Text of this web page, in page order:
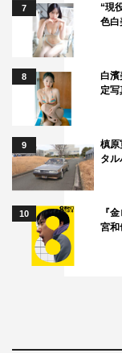
神木隆之介
陣内智則
7
“現
色
8
白
定
9
槙原
タ
10
『
宮